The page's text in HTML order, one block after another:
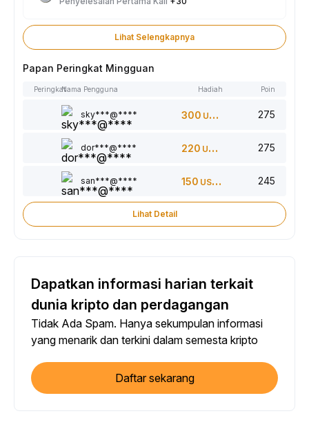
Lihat Selengkapnya
Papan Peringkat Mingguan
PeringkatNama Pengguna Hadiah Poin
sky***@**** 300 USDT 275
dor***@**** 220 USDT 275
san***@**** 150 USDT 245
Lihat Detail
Dapatkan informasi harian terkait
dunia kripto dan perdagangan
Tidak Ada Spam. Hanya sekumpulan informasi
yang menarik dan terkini dalam semesta kripto
Daftar sekarang